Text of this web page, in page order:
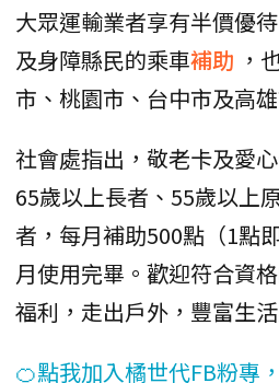
大眾運輸業者享有半價優
及身障縣民的乘車補助 ，
市、桃園市、台中市及高
社會處指出，敬老卡及愛
65歲以上長者、55歲以上
者，每月補助500點（1點
月使用完畢。歡迎符合資
福利，走出戶外，豐富生活
🍊點我加入橘世代FB粉專